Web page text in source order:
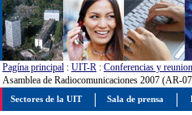
Pagína principal : UIT-R : Conferencias y
Asamblea de Radiocomunicaciones 2007 (AR-
Sectores de la UIT Sala de prensa